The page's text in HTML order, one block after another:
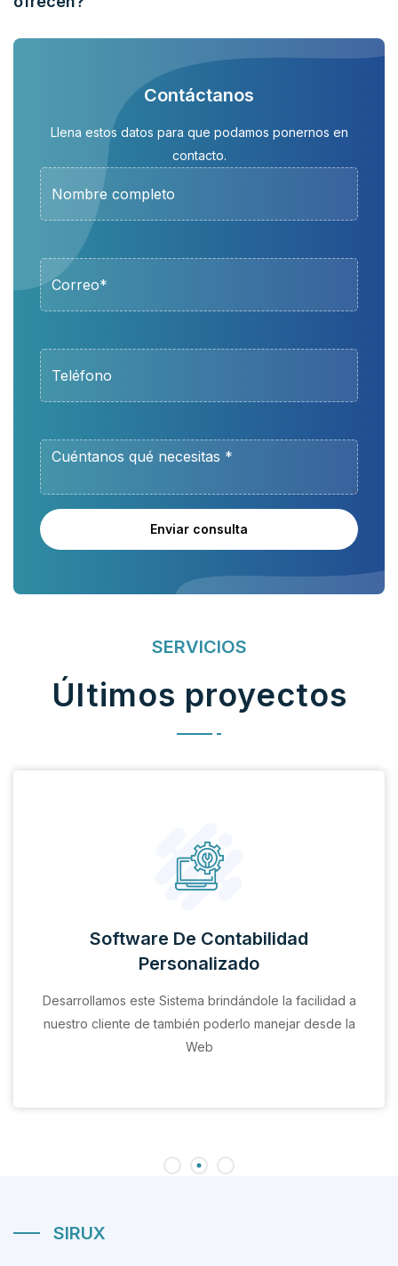
Contáctanos
Llena estos datos para que podamos ponernos en
contacto.
Enviar consulta
SERVICIOS
Últimos proyectos
Software De Contabilidad
Personalizado
Desarrollamos este Sistema brindándole la facilidad a
nuestro cliente de también poderlo manejar desde la
Web
SIRUX